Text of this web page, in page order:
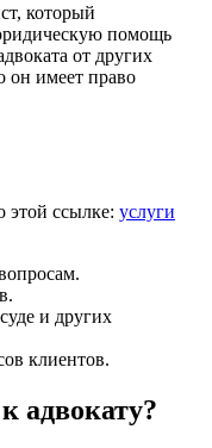
который
помощь
от других
он имеет право
этой ссылке: услуги
и других
клиентов.
адвокату?